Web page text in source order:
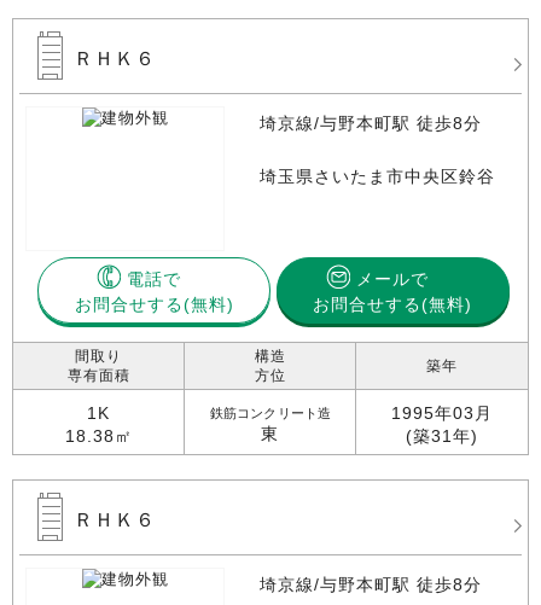
ＲＨＫ６
埼京線/与野本町駅 徒歩8分
埼玉県さいたま市中央区鈴谷
電話で
お問合せする
メールで
お問合せする(無料)
間取り
専有面積
1K
18.38㎡
構造
方位
鉄筋コンクリート造
東
築年
1995年03月
(築31年)
ＲＨＫ６
埼京線/与野本町駅 徒歩8分